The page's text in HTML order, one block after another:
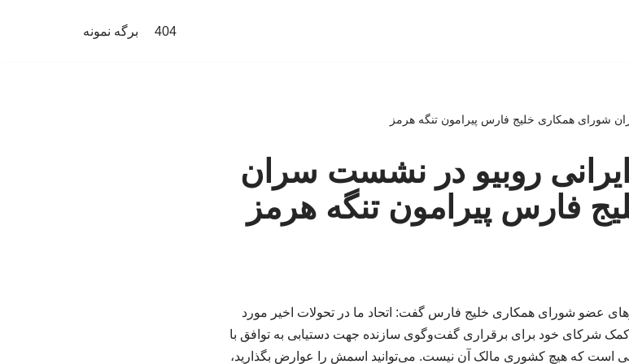
404 برگه نمونه
شورای همکاری خلیج فارس پیرامون تنگه هرمز
روبیو در نشست سران
فارس پیرامون تنگه هرمز
عضو شورای همکاری خلیج فارس گفت: اتحاد ما در تحولات اخیر مورد
شرکای خود برای برقراری گفت‌وگوی سازنده جهت دستیابی به توافق با
است که هیچ کشوری مالک آن نیست. می‌توانید اسمش را عوارض بگذارید،